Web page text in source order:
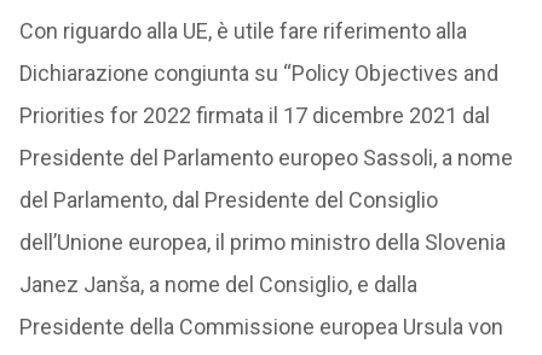
Con riguardo alla UE, è utile fare riferimento alla
Dichiarazione congiunta su “Policy Objectives and
Priorities for 2022 firmata il 17 dicembre 2021 dal
Presidente del Parlamento europeo Sassoli, a nome
del Parlamento, dal Presidente del Consiglio
dell’Unione europea, il primo ministro della Slovenia
Janez Janša, a nome del Consiglio, e dalla
Presidente della Commissione europea Ursula von